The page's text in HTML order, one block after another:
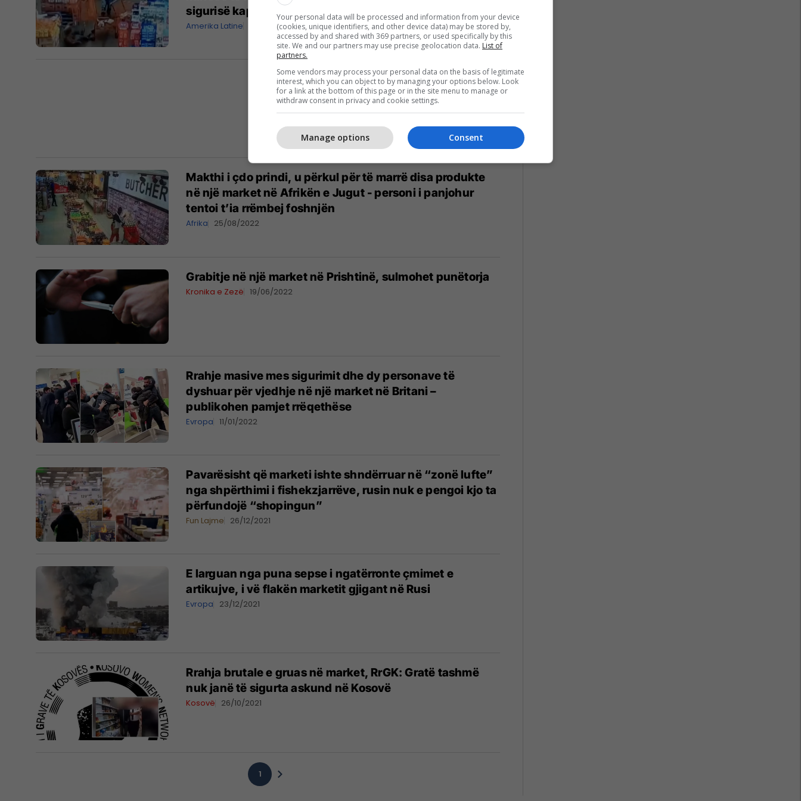
sigurisë kapin momentin rrëqethës
Amerika Latine 23/02/2023
Makthi i çdo prindi, u përkul për të marrë disa produkte
në një market në Afrikën e Jugut - personi i panjohur
tentoi t’ia rrëmbej foshnjën
Afrika 25/08/2022
Grabitje në një market në Prishtinë, sulmohet punëtorja
Kronika e Zezë 19/06/2022
Rrahje masive mes sigurimit dhe dy personave të
dyshuar për vjedhje në një market në Britani –
publikohen pamjet rrëqethëse
Evropa 11/01/2022
Pavarësisht që marketi ishte shndërruar në “zonë lufte”
nga shpërthimi i fishekzjarrëve, rusin nuk e pengoi kjo ta
përfundojë “shopingun”
Fun Lajme 26/12/2021
E larguan nga puna sepse i ngatërronte çmimet e
artikujve, i vë flakën marketit gjigant në Rusi
Evropa 23/12/2021
Rrahja brutale e gruas në market, RrGK: Gratë tashmë
nuk janë të sigurta askund në Kosovë
Kosovë 26/10/2021
1
Your personal data will be processed and information from your device
(cookies, unique identifiers, and other device data) may be stored by,
accessed by and shared with 369 partners, or used specifically by this
site. We and our partners may use precise geolocation data. List of
partners.
Some vendors may process your personal data on the basis of legitimate
interest, which you can object to by managing your options below. Look
for a link at the bottom of this page or in the site menu to manage or
withdraw consent in privacy and cookie settings.
Consent
Manage options